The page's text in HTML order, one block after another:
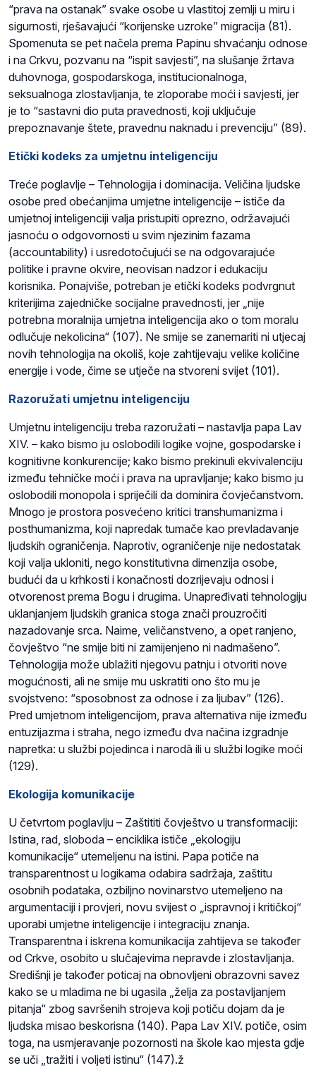
“prava na ostanak” svake osobe u vlastitoj zemlji u miru i
sigurnosti, rješavajući “korijenske uzroke” migracija (81).
Spomenuta se pet načela prema Papinu shvaćanju odnose
i na Crkvu, pozvanu na “ispit savjesti”, na slušanje žrtava
duhovnoga, gospodarskoga, institucionalnoga,
seksualnoga zlostavljanja, te zloporabe moći i savjesti, jer
je to “sastavni dio puta pravednosti, koji uključuje
prepoznavanje štete, pravednu naknadu i prevenciju” (89).
Etički kodeks za umjetnu inteligenciju
Treće poglavlje – Tehnologija i dominacija. Veličina ljudske
osobe pred obećanjima umjetne inteligencije – ističe da
umjetnoj inteligenciji valja pristupiti oprezno, održavajući
jasnoću o odgovornosti u svim njezinim fazama
(accountability) i usredotočujući se na odgovarajuće
politike i pravne okvire, neovisan nadzor i edukaciju
korisnika. Ponajviše, potreban je etički kodeks podvrgnut
kriterijima zajedničke socijalne pravednosti, jer „nije
potrebna moralnija umjetna inteligencija ako o tom moralu
odlučuje nekolicina“ (107). Ne smije se zanemariti ni utjecaj
novih tehnologija na okoliš, koje zahtijevaju velike količine
energije i vode, čime se utječe na stvoreni svijet (101).
Razoružati umjetnu inteligenciju
Umjetnu inteligenciju treba razoružati – nastavlja papa Lav
XIV. – kako bismo ju oslobodili logike vojne, gospodarske i
kognitivne konkurencije; kako bismo prekinuli ekvivalenciju
između tehničke moći i prava na upravljanje; kako bismo ju
oslobodili monopola i spriječili da dominira čovječanstvom.
Mnogo je prostora posvećeno kritici transhumanizma i
posthumanizma, koji napredak tumače kao prevladavanje
ljudskih ograničenja. Naprotiv, ograničenje nije nedostatak
koji valja ukloniti, nego konstitutivna dimenzija osobe,
budući da u krhkosti i konačnosti dozrijevaju odnosi i
otvorenost prema Bogu i drugima. Unapređivati tehnologiju
uklanjanjem ljudskih granica stoga znači prouzročiti
nazadovanje srca. Naime, veličanstveno, a opet ranjeno,
čovještvo “ne smije biti ni zamijenjeno ni nadmašeno”.
Tehnologija može ublažiti njegovu patnju i otvoriti nove
mogućnosti, ali ne smije mu uskratiti ono što mu je
svojstveno: “sposobnost za odnose i za ljubav” (126).
Pred umjetnom inteligencijom, prava alternativa nije između
entuzijazma i straha, nego između dva načina izgradnje
napretka: u službi pojedinca i narodā ili u službi logike moći
(129).
Ekologija komunikacije
U četvrtom poglavlju – Zaštititi čovještvo u transformaciji:
Istina, rad, sloboda – enciklika ističe „ekologiju
komunikacije“ utemeljenu na istini. Papa potiče na
transparentnost u logikama odabira sadržaja, zaštitu
osobnih podataka, ozbiljno novinarstvo utemeljeno na
argumentaciji i provjeri, novu svijest o „ispravnoj i kritičkoj“
uporabi umjetne inteligencije i integraciju znanja.
Transparentna i iskrena komunikacija zahtijeva se također
od Crkve, osobito u slučajevima nepravde i zlostavljanja.
Središnji je također poticaj na obnovljeni obrazovni savez
kako se u mladima ne bi ugasila „želja za postavljanjem
pitanja“ zbog savršenih strojeva koji potiču dojam da je
ljudska misao beskorisna (140). Papa Lav XIV. potiče, osim
toga, na usmjeravanje pozornosti na škole kao mjesta gdje
se uči „tražiti i voljeti istinu“ (147).ž